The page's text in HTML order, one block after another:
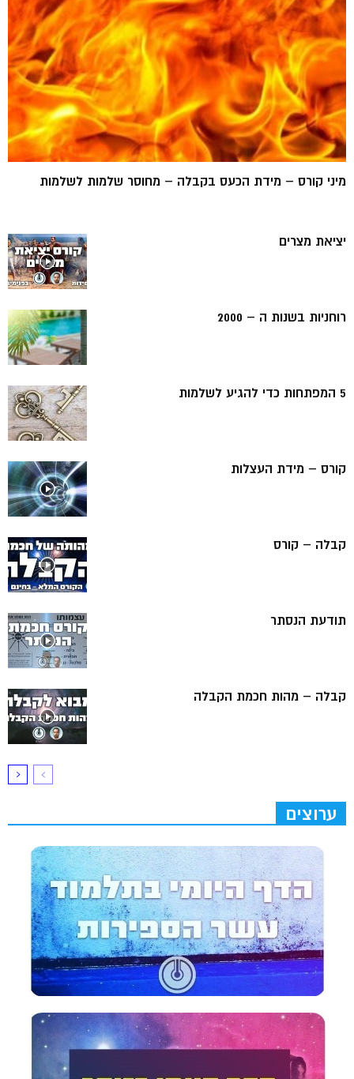
מיני קורס – מידת הכעס בקבלה – מחוסר שלמות לשלמות
יציאת מצרים
רוחניות בשנות ה – 2000
5 המפתחות כדי להגיע לשלמות
קורס – מידת העצלות
קבלה – קורס
תודעת הנסתר
קבלה – מהות חכמת הקבלה
ערוצים